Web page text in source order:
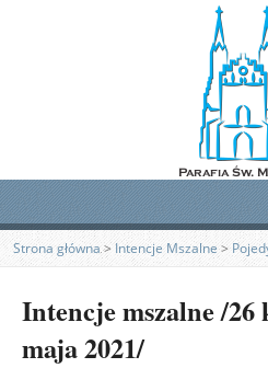
Strona główna> Intencje Mszalne>
Intencje mszalne /
maja 2021/